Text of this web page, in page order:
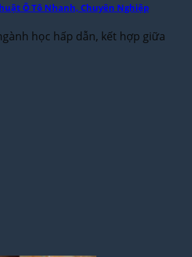
Ô Tô Nhanh, Chuyên Nghiệp
học hấp dẫn, kết hợp giữa